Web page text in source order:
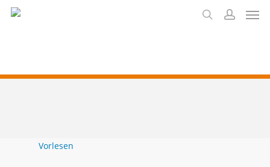
Skip
Vorlesen